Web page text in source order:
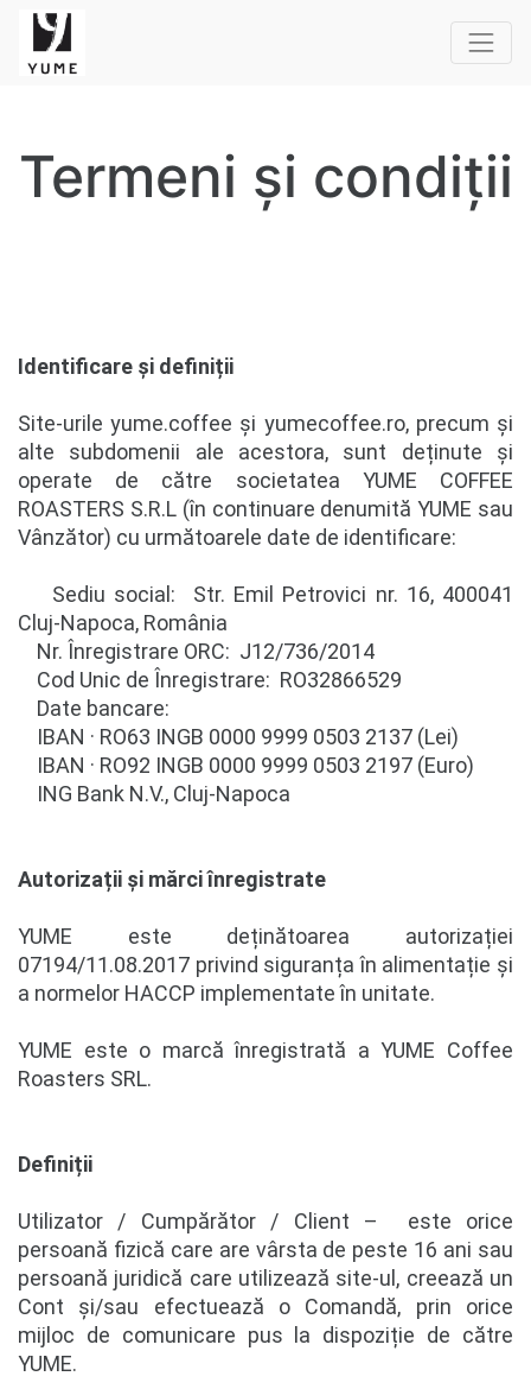
Termeni și condiții
Identificare și definiții
Site-urile yume.coffee și yumecoffee.ro, precum și
alte subdomenii ale acestora, sunt deținute și
operate de către societatea YUME COFFEE
ROASTERS S.R.L (în continuare denumită YUME sau
Vânzător) cu următoarele date de identificare:
Sediu social: Str. Emil Petrovici nr. 16, 400041
Cluj-Napoca, România
Nr. Înregistrare ORC: J12/736/2014
Cod Unic de Înregistrare: RO32866529
Date bancare:
IBAN · RO63 INGB 0000 9999 0503 2137 (Lei)
IBAN · RO92 INGB 0000 9999 0503 2197 (Euro)
ING Bank N.V., Cluj-Napoca
Autorizații și mărci înregistrate
YUME este deținătoarea autorizației
07194/11.08.2017 privind siguranța în alimentație și
a normelor HACCP implementate în unitate.
YUME este o marcă înregistrată a YUME Coffee
Roasters SRL.
Definiții
Utilizator / Cumpărător / Client – este orice
persoană fizică care are vârsta de peste 16 ani sau
persoană juridică care utilizează site-ul, creează un
Cont și/sau efectuează o Comandă, prin orice
mijloc de comunicare pus la dispoziție de către
YUME.